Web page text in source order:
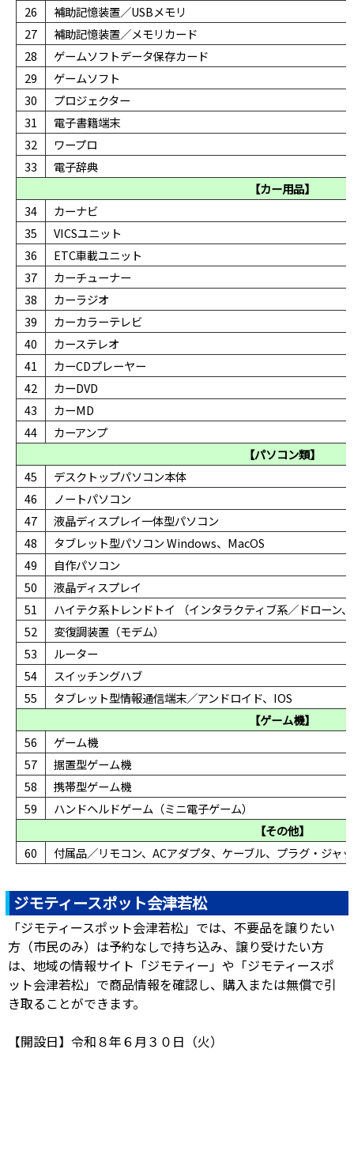
26
補助記憶装置／USBメモリ
27
補助記憶装置／メモリカード
28
ゲームソフトデータ保存カード
29
ゲームソフト
30
プロジェクター
31
電子書籍端末
32
ワープロ
33
電子辞典
【カー用品】
34
カーナビ
35
VICSユニット
36
ETC車載ユニット
37
カーチューナー
38
カーラジオ
39
カーカラーテレビ
40
カーステレオ
41
カーCDプレーヤー
42
カーDVD
43
カーMD
44
カーアンプ
【パソコン類】
45
デスクトップパソコン本体
46
ノートパソコン
47
液晶ディスプレイ一体型パソコン
48
タブレット型パソコン Windows、MacOS
49
自作パソコン
50
液晶ディスプレイ
51
ハイテク系トレンドトイ （インタラクティブ系／ドローン
52
変復調装置（モデム）
53
ルーター
54
スイッチングハブ
55
タブレット型情報通信端末／アンドロイド、IOS
【ゲーム機】
56
ゲーム機
57
据置型ゲーム機
58
携帯型ゲーム機
59
ハンドヘルドゲーム（ミニ電子ゲーム）
【その他】
60
付属品／リモコン、ACアダプタ、ケーブル、プラグ・ジャ
ジモティースポット会津若松
「ジモティースポット会津若松」では、不要品を譲りたい
方（市民のみ）は予約なしで持ち込み、譲り受けたい方
は、地域の情報サイト「ジモティー」や「ジモティースポ
ット会津若松」で商品情報を確認し、購入または無償で引
き取ることができます。
【開設日】令和８年６月３０日（火）